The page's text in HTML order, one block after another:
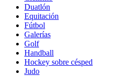
Duatlón
Equitación
Fútbol
Galerías
Golf
Handball
Hockey sobre césped
Judo